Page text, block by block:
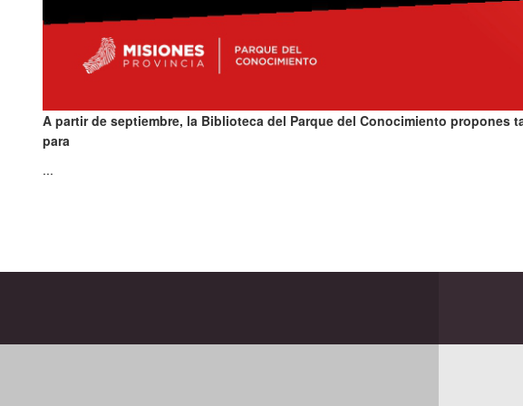
A partir de septiembre, la Biblioteca del Parque del Conocimiento
para
...